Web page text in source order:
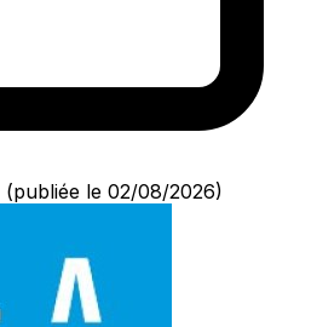
(publiée le 02/08/2026)